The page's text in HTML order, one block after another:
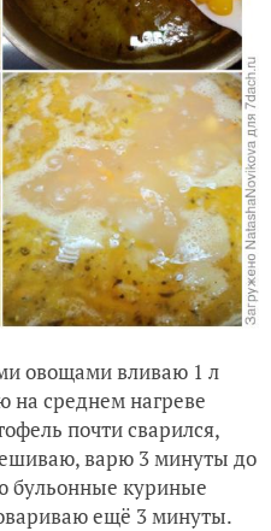
овощами вливаю 1 л
среднем нагреве
почти сварился,
варю 3 минуты до
бульонные куриные
ещё 3 минуты.